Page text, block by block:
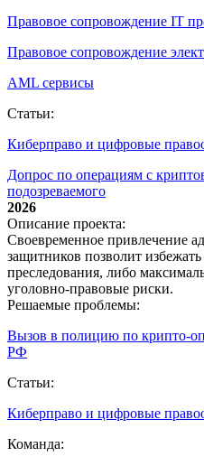
Правовое сопровождение IT
Правовое сопровождение
AML сервисы
Статьи:
Киберправо и цифровые
Допрос по операциям с
подозреваемого
2026
Описание проекта:
Своевременное привлечение
защитников позволит
преследования, либо
уголовно-правовые риски.
Решаемые проблемы:
Вызов в полицию по
РФ
Статьи:
Киберправо и цифровые
Команда: